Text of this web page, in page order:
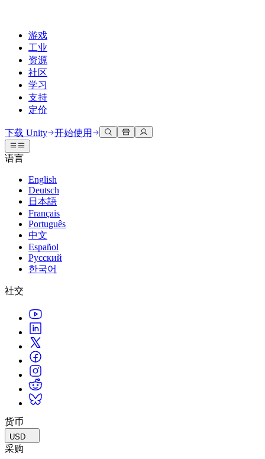
游戏
工业
资源
社区
学习
支持
定价
开发
Unity 引擎
为任何平台构建2D和3D游戏
协作
与团队协作并快速迭代
下载 Unity
计划和定价
部署
探索 Unity 支持的超过 25 个平台
常态化运营
游戏上线后的数据洞察与常态化运营
Grow
用户获取
被发现并获取移动用户
管理跨门店和D2C渠道的IAP（应用内购买）
商业化
使用案例
3D协作
实时构建和审查3D项目
沉浸式培训
在沉浸式环境中培训
客户体验
创建互动3D体验
行业
实现运营卓越
零售
将店内体验转化为在线体验
汽车
提升创新能力和车内体验
查看所有行业
技术库
文档
官方用户手册和API参考
开发者工具
发布版本和问题跟踪器
路线图
查看即将推出的功能
技术术语库
案例分析
真实成功案例
最佳实践指南
专家提示和技巧
演示
演示、示例和构建模块
所有资源
新增功能
社区中心
讨论
讨论、解决问题和连接
事件
全球和本地活动
社区故事
Made with Unity
展示Unity创作者
直播活动
Unity奖项
庆祝全球的Unity创作者
适合每个级别
Unity Learn
免费掌握Unity技能
专业培训
通过Unity培训师提升您的团队
Unity新手
准备开始
开始您的学习
你是Unity 新手？开始您的旅程
使用指南
可操作的技巧和最佳实践
教育
对于学生
开启您的职业生涯
增强您的教学
教育资助许可证
支持选项
获取帮助
帮助您在Unity中取得成功
成功计划
通过专家支持更快实现目标
常见问题解答
常见问题解答
联系我们
下载 Unity 开始使用
语言
English
Deutsch
日本語
Français
Português
中文
Español
Русский
한국어
社交
货币
USD
采购